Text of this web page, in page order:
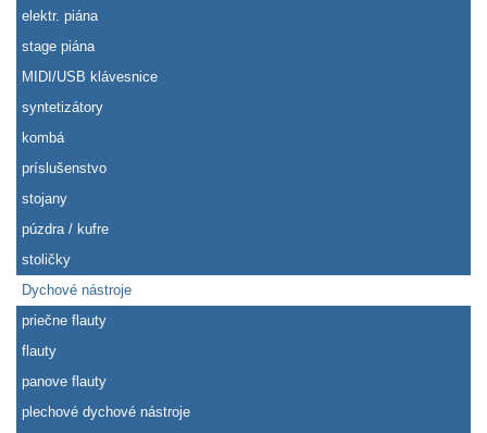
elektr. piána
stage piána
MIDI/USB klávesnice
syntetizátory
kombá
príslušenstvo
stojany
púzdra / kufre
stoličky
Dychové nástroje
priečne flauty
flauty
panove flauty
plechové dychové nástroje